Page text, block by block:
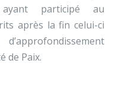
ayant participé au
après la fin celui-ci
de Paix.